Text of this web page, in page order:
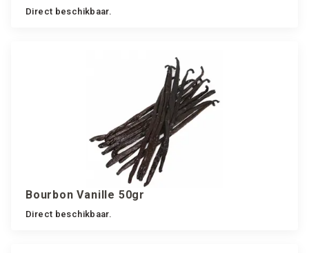
Direct beschikbaar.
Bourbon Vanille 50gr
Direct beschikbaar.